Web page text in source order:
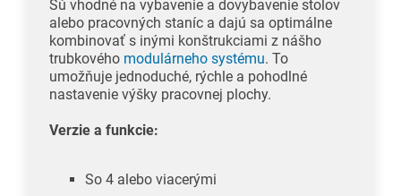
Sú vhodné na vybavenie a dovybavenie stolov
alebo pracovných staníc a dajú sa optimálne
kombinovať s inými konštrukciami z nášho
trubkového modulárneho systému. To
umožňuje jednoduché, rýchle a pohodlné
nastavenie výšky pracovnej plochy.
Verzie a funkcie:
So 4 alebo viacerými